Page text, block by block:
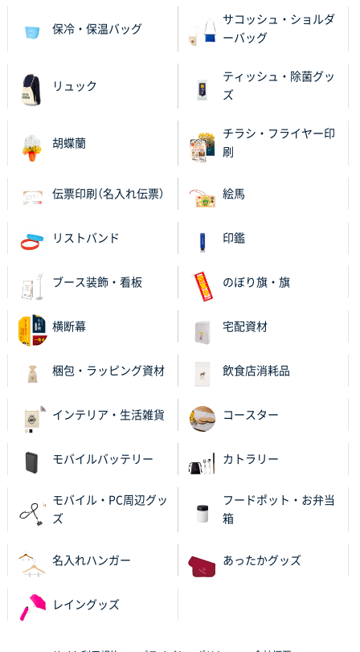
き、他のネット印刷サービスよりも安心して購入まで
進められました。
【ポリ袋】特別ご注文ページ
3000枚
昨年利用した時に、納期と金額面でかなり業者さんを
比較して決めさせていただきました。 昨年注文分も、
納期がギリギリだったにも関わらず、丁寧に対応して
対応を頂いており助かっております。
和歌山県S社様
2025年11月05日 11:13
不織布スクエアトート(A4サイズ)
2025年10月28日 17:10
ワンポイントポリ袋 A4サイズ
1000枚
サイトが見やすい
ワンポイントポリ袋 A4サイズ
サイト構成が解りやすかったから
ブックメモ付箋
200枚
保冷・保温バッグ
サコッシュ・ショルダ
ーバッグ
リュック
ティッシュ・除菌グッ
ズ
胡蝶蘭
チラシ・フライヤー印
刷
伝票印刷（名入れ伝票） 絵馬
リストバンド 印鑑
ブース装飾・看板 のぼり旗・旗
横断幕 宅配資材
梱包・ラッピング資材 飲食店消耗品
インテリア・生活雑貨 コースター
モバイルバッテリー カトラリー
モバイル・PC周辺グッ
ズ
フードポット・お弁当
箱
名入れハンガー あったかグッズ
レイングッズ